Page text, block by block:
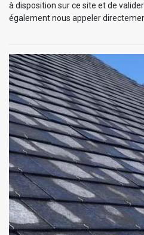
à disposition sur ce site et de
également nous appeler